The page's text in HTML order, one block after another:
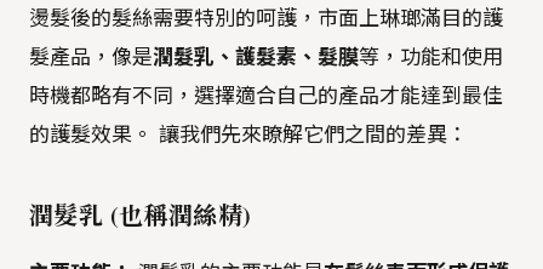
燙髮後的髮絲需要特別的呵護，市面上琳瑯滿目的護
髮產品，像是潤髮乳、護髮素、髮膜等，功能和使用
時機都略有不同，選擇適合自己的產品才能達到最佳
的護髮效果。 讓我們先來瞭解它們之間的差異：
潤髮乳 (也稱潤絲精)